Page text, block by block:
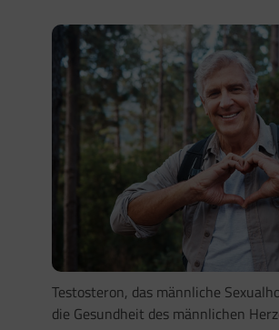
Testosteron, das männliche
die Gesundheit des männlichen